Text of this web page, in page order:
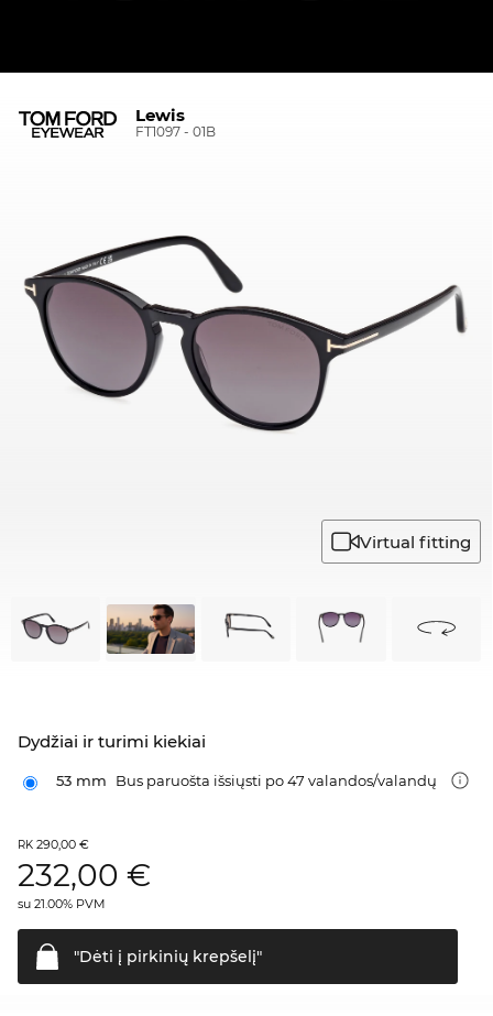
Lewis
FT1097 - 01B
Virtual fitting
Dydžiai ir turimi kiekiai
53 mm Bus paruošta išsiųsti po 47 valandos/valandų
RK 290,00 €
232,00 €
su 21.00% PVM
"Dėti į pirkinių krepšelį"